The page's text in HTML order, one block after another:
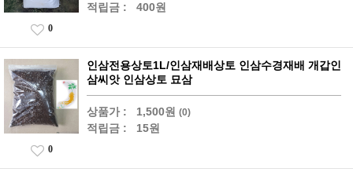
적립금 : 400원
0
인삼전용상토1L/인삼재배상토 인삼수경재배 개갑인
삼씨앗 인삼상토 묘삼
상품가 : 1,500원 (0)
적립금 : 15원
0